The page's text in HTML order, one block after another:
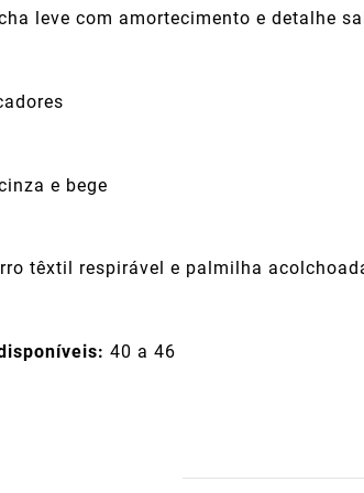
leve com amortecimento e detalhe
e bege
têxtil respirável e palmilha
40 a 46